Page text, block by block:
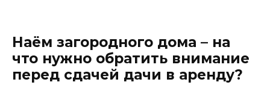
Наём загородного дома – на
что нужно обратить внимание
перед сдачей дачи в аренду?